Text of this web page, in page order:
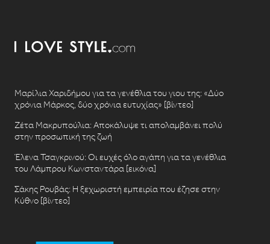
Μαρίλια Χαριδήμου για τα γενέθλια του γιου της: «Δύο
χρόνια Μάρκος, δύο χρόνια ευτυχίας» [βίντεο]
Ζέτα Μακρυπούλια: Αποκάλυψε τι απολαμβάνει πολύ
στην προσωπική της ζωή
Έλενα Τσαγκρινού: Οι ευχές όλο αγάπη για τα γενέθλια
του Λάμπρου Κωνσταντάρα [εικόνα]
Σάκης Ρουβάς: Η ξεχωριστή εμπειρία που έζησε στην
Κύθνο [βίντεο]